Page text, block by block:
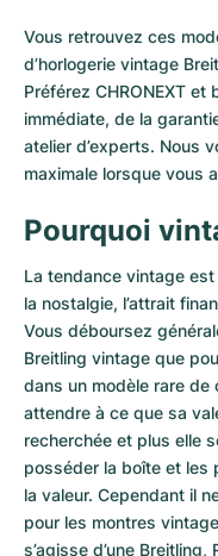
Montres pour femmes
Montres pour femmes
Vous retrouvez ces
d’horlogerie vintage
Préférez CHRONEXT et
immédiate, de la
atelier d’experts. Nous
maximale lorsque vous
Pourquoi
La tendance vintage
la nostalgie, l’attrait
Vous déboursez
Breitling vintage que
dans un modèle rare
attendre à ce que sa
recherchée et plus elle
posséder la boîte et les
la valeur. Cependant il
pour les montres
s’agisse d’une